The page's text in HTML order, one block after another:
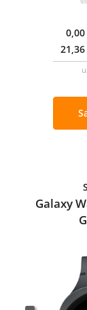
0,00
21,36
Galaxy